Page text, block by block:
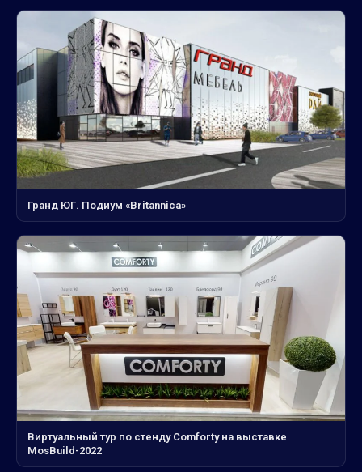
Гранд ЮГ. Подиум «Britannica»
Виртуальный тур по стенду Comforty на выставке
MosBuild-2022